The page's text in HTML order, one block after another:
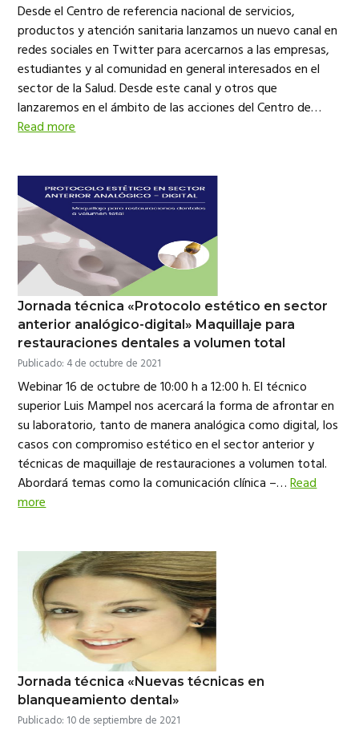
Desde el Centro de referencia nacional de servicios,
productos y atención sanitaria lanzamos un nuevo canal en
redes sociales en Twitter para acercarnos a las empresas,
estudiantes y al comunidad en general interesados en el
sector de la Salud. Desde este canal y otros que
lanzaremos en el ámbito de las acciones del Centro de…
Read more
Jornada técnica «Protocolo estético en sector
anterior analógico-digital» Maquillaje para
restauraciones dentales a volumen total
Publicado: 4 de octubre de 2021
Webinar 16 de octubre de 10:00 h a 12:00 h. El técnico
superior Luis Mampel nos acercará la forma de afrontar en
su laboratorio, tanto de manera analógica como digital, los
casos con compromiso estético en el sector anterior y
técnicas de maquillaje de restauraciones a volumen total.
Abordará temas como la comunicación clínica –…Read
more
Jornada técnica «Nuevas técnicas en
blanqueamiento dental»
Publicado: 10 de septiembre de 2021